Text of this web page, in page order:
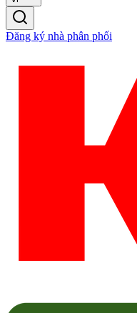
Đăng ký nhà phân phối